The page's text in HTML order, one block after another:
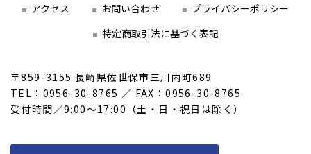
アクセス お問い合わせ
プライバシーポリシー
特定商取引法に基づく表記
〒859-3155 長崎県佐世保市三川内町689
TEL：0956-30-8765 ／ FAX：0956-30-8765
受付時間／9:00～17:00（土・日・祝日は除く）